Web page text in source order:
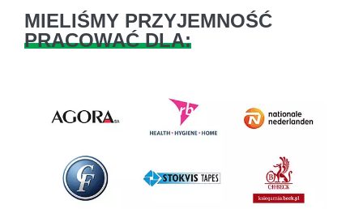
MIELIŚMY PRZYJEMNOŚĆ
PRACOWAĆ DLA: